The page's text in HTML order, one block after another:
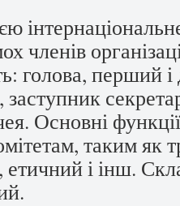
членів
голова, перший
Основні
таким як
етичний і інш.